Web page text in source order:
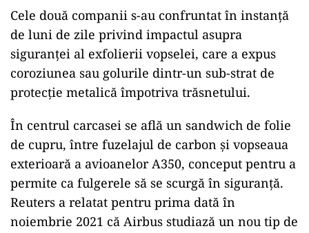
Acordul nu reprezintă o asumare a răspunderii
a niciuneia dintre părți. Acest acord va permite
Qatar Airways și Airbus să meargă mai departe
și să colaboreze împreună ca parteneri.
avioanele de pasageri A350, pe fondul unei
dispute de 2 miliarde de dolari cu Qatar Airways
privind daunele suprafeței acestora, care s-a
extins la o dezbatere privind siguranța.
Cele două companii s-au confruntat în instanță